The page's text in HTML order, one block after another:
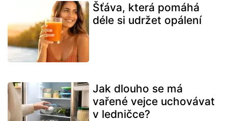
Šťáva, která pomáhá
déle si udržet opálení
Jak dlouho se má
vařené vejce uchovávat
v ledničce?